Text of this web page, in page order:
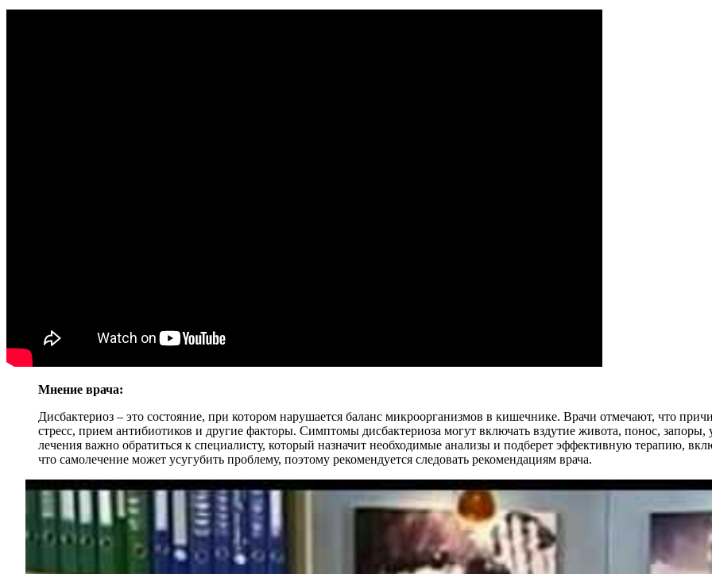
Мнение врача:
Дисбактериоз – это состояние, при котором нарушается баланс микроорганизмов в кишечнике. Врачи отмечают, что
стресс, прием антибиотиков и другие факторы. Симптомы дисбактериоза могут включать вздутие живота, понос,
лечения важно обратиться к специалисту, который назначит необходимые анализы и подберет эффективную терапию,
что самолечение может усугубить проблему, поэтому рекомендуется следовать рекомендациям врача.